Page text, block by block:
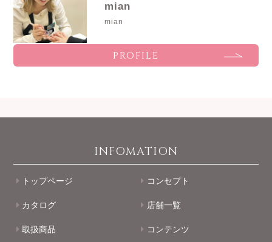
mian
mian
PROFILE
INFOMATION
トップページ コンセプト
カタログ 店舗一覧
取扱商品 コンテンツ